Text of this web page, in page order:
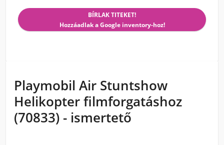
BÍRLAK TITEKET!
Hozzáadlak a Google inventory-hoz!
Playmobil Air Stuntshow
Helikopter filmforgatáshoz
(70833) - ismertető